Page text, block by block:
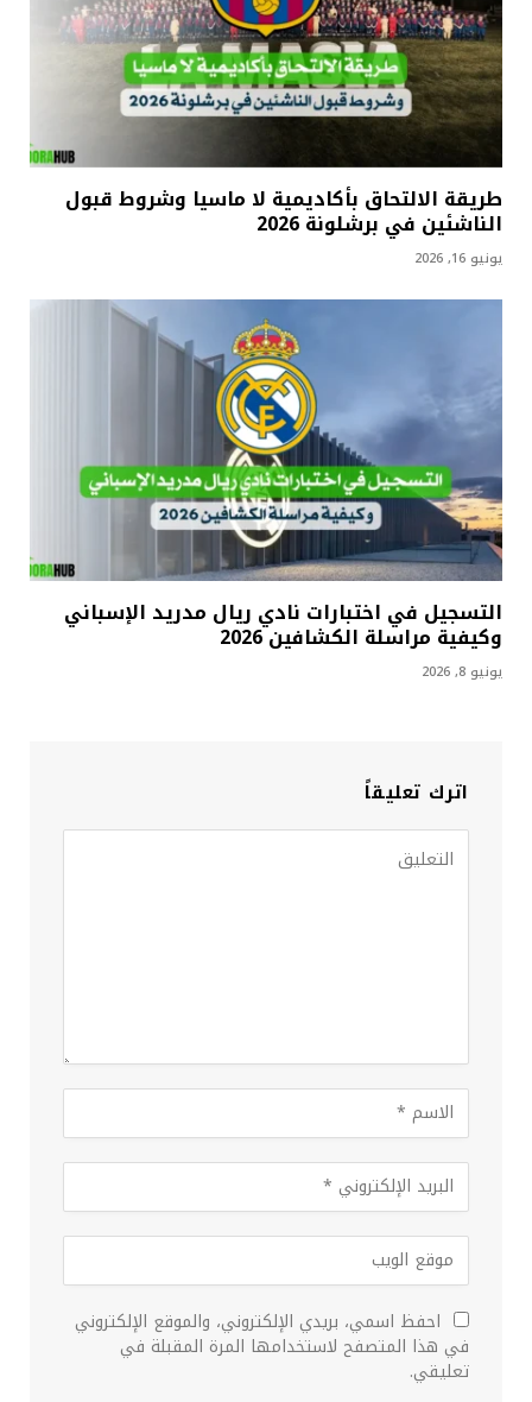
طريقة الالتحاق بأكاديمية لا ماسيا وشروط قبول
الناشئين في برشلونة 2026
يونيو 16, 2026
التسجيل في اختبارات نادي ريال مدريد الإسباني
وكيفية مراسلة الكشافين 2026
يونيو 8, 2026
اترك تعليقاً
احفظ اسمي، بريدي الإلكتروني، والموقع الإلكتروني
في هذا المتصفح لاستخدامها المرة المقبلة في
تعليقي.